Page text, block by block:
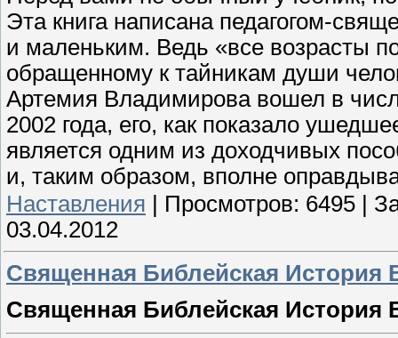
Эта книга написана педагогом-
и маленьким. Ведь «все возрасты
обращенному к тайникам души
Артемия Владимирова вошел в
2002 года, его, как показало
является одним из доходчивых
и, таким образом, вполне
Наставления
Просмотров: 6495
03.04.2012
Священная Библейская История
Священная Библейская История